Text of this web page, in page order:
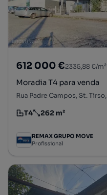
612 000 €2335,88 €/m²
Moradia T4 para venda
Tipologia
T4
Preço por metro quadrado
262 m²
REMAX GRUPO MOVE
Profissional